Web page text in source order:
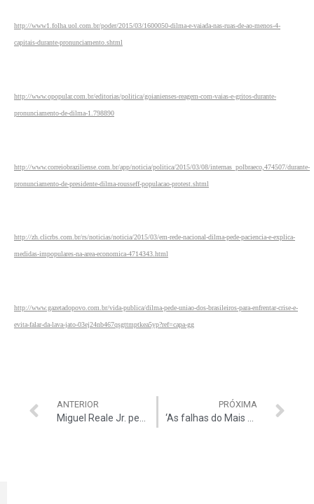
http://www1.folha.uol.com.br/poder/2015/03/1600050-dilma-e-vaiada-nas-ruas-de-ao-menos-4-
capitais-durante-pronunciamento.shtml
http://www.opopular.com.br/editorias/politica/goianienses-reagem-com-vaias-e-gritos-durante-
pronunciamento-de-dilma-1.798890
http://www.correiobraziliense.com.br/app/noticia/politica/2015/03/08/internas_polbraeco,474507/durante-
pronunciamento-de-presidente-dilma-rousseff-populacao-protest.shtml
http://zh.clicrbs.com.br/rs/noticias/noticia/2015/03/em-rede-nacional-dilma-pede-paciencia-e-explica-
medidas-impopulares-na-area-economica-4714343.html
http://www.gazetadopovo.com.br/vida-publica/dilma-pede-uniao-dos-brasileiros-para-enfrentar-crise-e-
evita-falar-da-lava-jato-03ej24nb467qsgttmptkea5yp?ref=capa-gg
ANTERIOR PRÓXIMA